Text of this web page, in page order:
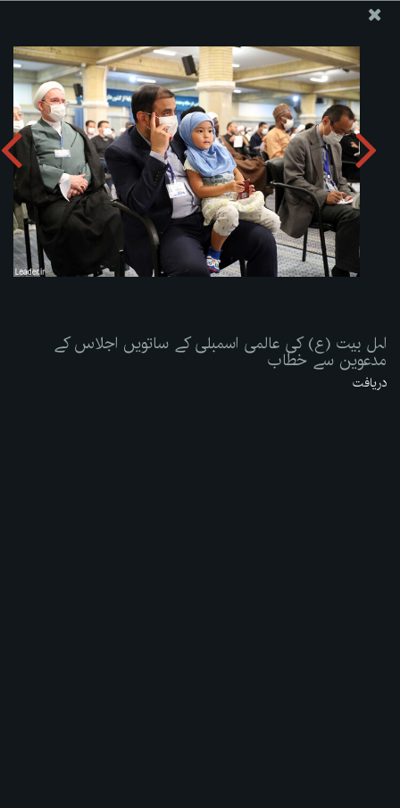
اہل بیت (ع) کی عالمی اسمبلی کے ساتویں اجلاس کے مدعوین
سے خطاب
تصویری البم دریافت کریں: zip
اہل بیت (ع) کی عالمی اسمبلی کے ساتویں اجلاس کے
مدعوین سے خطاب
دریافت